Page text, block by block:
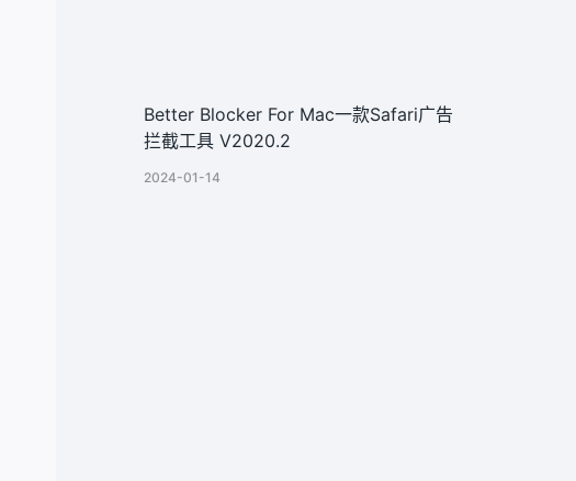
Better Blocker For Mac一款Safari广告
拦截工具 V2020.2
2024-01-14